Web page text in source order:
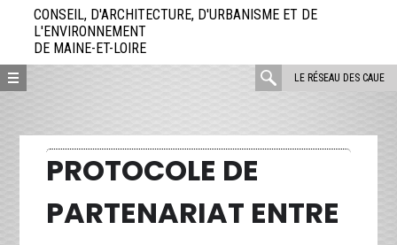
directement
contenu
CONSEIL, D'ARCHITECTURE, D'URBANISME ET DE
L'ENVIRONNEMENT
DE MAINE-ET-LOIRE
LE RÉSEAU DES CAUE
rechercher
PROTOCOLE DE
PARTENARIAT ENTRE